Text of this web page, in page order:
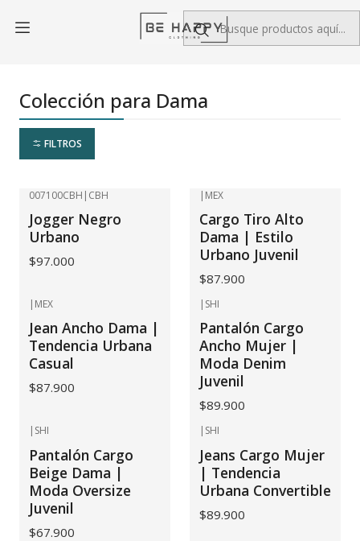
Clothing Be Happy: Moda Juvenil que te Inspira a #VivirBeHappy
Colección para Dama
Colección para Dama
FILTROS
007100CBH | CBH
Jogger Negro
Urbano
$97.000
| MEX
Cargo Tiro Alto
Dama | Estilo
Urbano Juvenil
$87.900
| MEX
Jean Ancho Dama |
Tendencia Urbana
Casual
$87.900
| SHI
Pantalón Cargo
Ancho Mujer |
Moda Denim
Juvenil
$89.900
| SHI
Pantalón Cargo
Beige Dama |
Moda Oversize
Juvenil
$67.900
| SHI
Jeans Cargo Mujer
| Tendencia
Urbana Convertible
$89.900